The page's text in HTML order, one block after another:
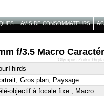
AVIS DE CONSOMMATEURS
f/3.5 Macro
Gros plan, Paysage
objectif à focale fixe , Macro
Olympus Zuiko